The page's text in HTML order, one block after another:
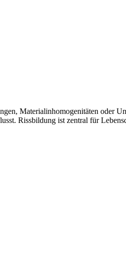
Materialinhomogenitäten oder
Rissbildung ist zentral für